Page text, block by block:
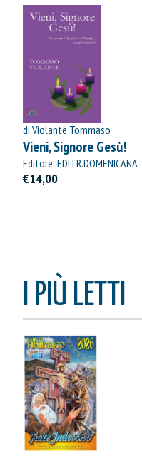
di Violante Tommaso
Vieni, Signore Gesù!
Editore: EDITR.DOMENICANA
ITALIANA
€14,00
I PIÙ LETTI